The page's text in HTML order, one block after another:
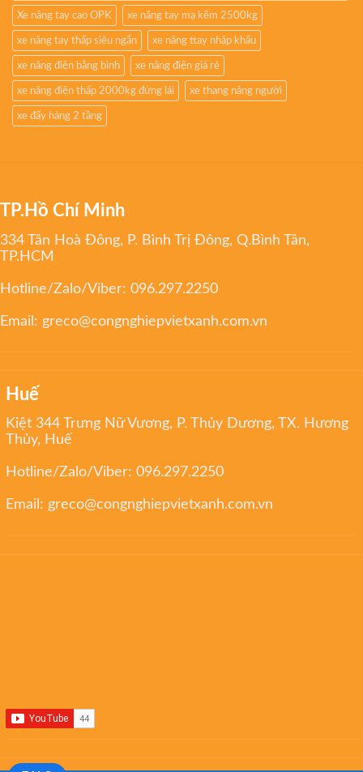
Xe nâng tay cao OPK xe nâng tay mạ kẽm 2500kg
xe nâng tay thấp siêu ngắn xe nâng ttay nhập khẩu
xe nâng điện bằng bình xe nâng điện giá rẻ
xe nâng điện thấp 2000kg đứng lái xe thang nâng người
xe đẩy hàng 2 tầng
TP.Hồ Chí Minh
334 Tân Hoà Đông, P. Bình Trị Đông, Q.Bình Tân,
TP.HCM
Hotline/Zalo/Viber: 096.297.2250
Email: greco@congnghiepvietxanh.com.vn
Huế
Kiệt 344 Trưng Nữ Vương, P. Thủy Dương, TX. Hương
Thủy, Huế
Hotline/Zalo/Viber:096.297.2250
Email: greco@congnghiepvietxanh.com.vn